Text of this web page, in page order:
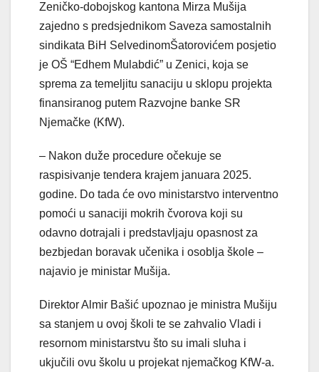
Zeničko-dobojskog kantona Mirza Mušija
zajedno s predsjednikom Saveza samostalnih
sindikata BiH SelvedinomŠatorovićem posjetio
je OŠ “Edhem Mulabdić” u Zenici, koja se
sprema za temeljitu sanaciju u sklopu projekta
finansiranog putem Razvojne banke SR
Njemačke (KfW).
– Nakon duže procedure očekuje se
raspisivanje tendera krajem januara 2025.
godine. Do tada će ovo ministarstvo interventno
pomoći u sanaciji mokrih čvorova koji su
odavno dotrajali i predstavljaju opasnost za
bezbjedan boravak učenika i osoblja škole –
najavio je ministar Mušija.
Direktor Almir Bašić upoznao je ministra Mušiju
sa stanjem u ovoj školi te se zahvalio Vladi i
resornom ministarstvu što su imali sluha i
ukjučili ovu školu u projekat njemačkog KfW-a.